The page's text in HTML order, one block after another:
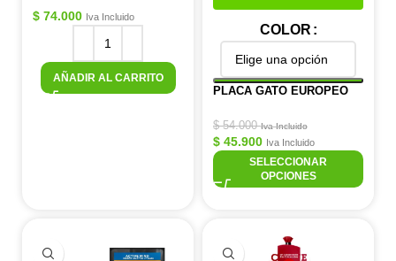
$ 74.000 Iva Incluido
AÑADIR AL CARRITO
COLOR
PLACA GATO EUROPEO
$54.000 Iva Incluido
$ 45.900 Iva Incluido
SELECCIONAR
OPCIONES